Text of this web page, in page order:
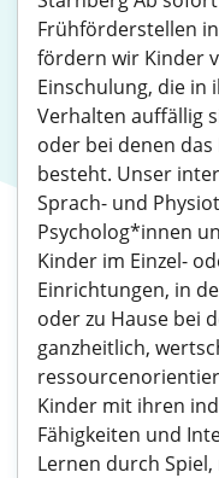
Frühförderstellen
fördern wir Kinder
Einschulung, die in
Verhalten auffällig
oder bei denen
besteht. Unser
Sprach- und
Psycholog*innen
Kinder im Einzel-
Einrichtungen, in
oder zu Hause bei
ganzheitlich,
Kinder mit ihren
Fähigkeiten und
Lernen durch